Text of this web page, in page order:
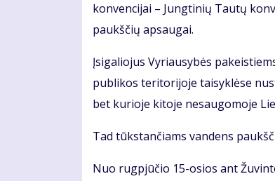
kon­ven­ci­jai – Jung­ti­nių Tau­tų
paukš­čių ap­sau­gai.
Įsi­ga­lio­jus Vy­riau­sy­bės
pub­li­kos te­ri­to­ri­jo­je tai­syk­lė­se
bet ku­rio­je ki­to­je ne­sau­go­mo­je
Tad tūks­tan­čiams van­dens
Nuo rug­pjū­čio 15-osios ant